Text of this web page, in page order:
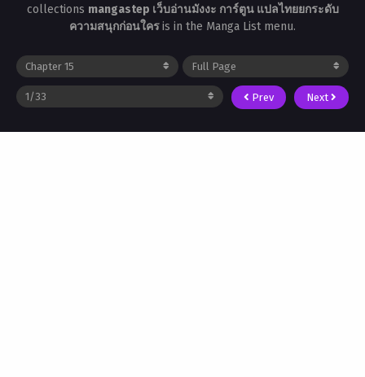
collections mangastep เว็บอ่านมังงะ การ์ตูน แปลไทยยกระดับ
ความสนุกก่อนใครis in the Manga List menu.
Prev Next